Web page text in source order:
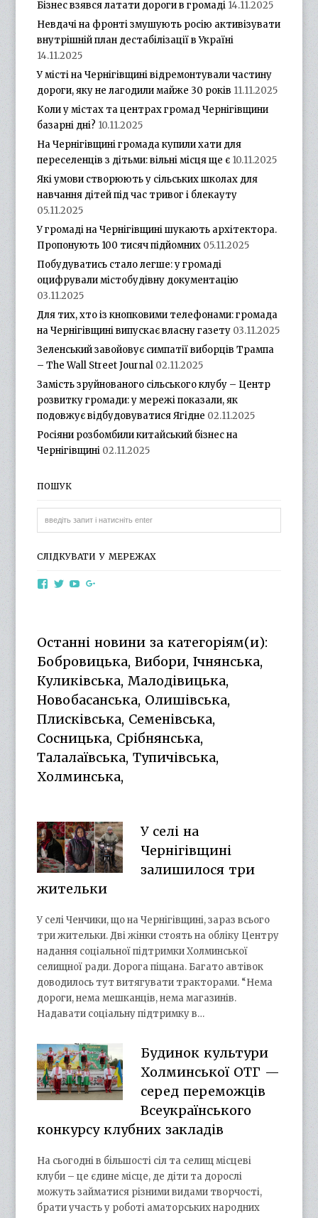
Бізнес взявся латати дороги в громаді 14.11.2025
Невдачі на фронті змушують росію активізувати
внутрішній план дестабілізації в Україні
14.11.2025
У місті на Чернігівщині відремонтували частину
дороги, яку не лагодили майже 30 років 11.11.2025
Коли у містах та центрах громад Чернігівщини
базарні дні? 10.11.2025
На Чернігівщині громада купили хати для
переселенців з дітьми: вільні місця ще є 10.11.2025
Які умови створюють у сільських школах для
навчання дітей під час тривог і блекауту
05.11.2025
У громаді на Чернігівщині шукають архітектора.
Пропонують 100 тисяч підйомних 05.11.2025
Побудуватись стало легше: у громаді
оцифрували містобудівну документацію
03.11.2025
Для тих, хто із кнопковими телефонами: громада
на Чернігівщині випускає власну газету 03.11.2025
Зеленський завойовує симпатії виборців Трампа
– The Wall Street Journal 02.11.2025
Замість зруйнованого сільського клубу – Центр
розвитку громади: у мережі показали, як
подовжує відбудовуватися Ягідне 02.11.2025
Росіяни розбомбили китайський бізнес на
Чернігівщині 02.11.2025
ПОШУК
СЛІДКУВАТИ У МЕРЕЖАХ
ViewViewView
YouTube
Останні новини за категоріям(и):
Бобровицька, Вибори, Ічнянська,
Куликівська, Малодівицька,
Новобасанська, Олишівська,
Плисківська, Семенівська,
Сосницька, Срібнянська,
Талалаївська, Тупичівська,
Холминська,
У селі на
Чернігівщині
залишилося три
жительки
У селі Ченчики, що на Чернігівщині, зараз всього
три жительки. Дві жінки стоять на обліку Центру
надання соціальної підтримки Холминської
селищної ради. Дорога піщана. Багато автівок
доводилось тут витягувати тракторами. “Нема
дороги, нема мешканців, нема магазинів.
Надавати соціальну підтримку в…
Будинок культури
Холминської ОТГ —
серед переможців
Всеукраїнського
конкурсу клубних закладів
На сьогодні в більшості сіл та селищ місцеві
клуби – це єдине місце, де діти та дорослі
можуть займатися різними видами творчості,
брати участь у роботі аматорських народних